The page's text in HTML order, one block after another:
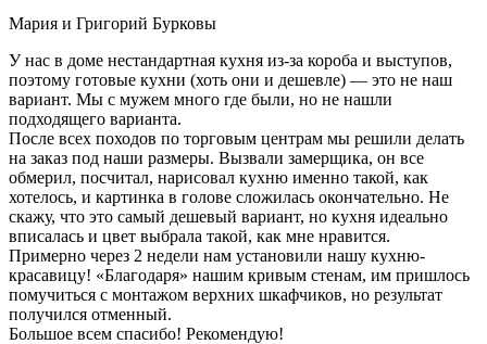
Мария и Григорий Бурковы
У нас в доме нестандартная кухня из-за короба и выступов,
поэтому готовые кухни (хоть они и дешевле) — это не наш
вариант. Мы с мужем много где были, но не нашли
подходящего варианта.
После всех походов по торговым центрам мы решили делать
на заказ под наши размеры. Вызвали замерщика, он все
обмерил, посчитал, нарисовал кухню именно такой, как
хотелось, и картинка в голове сложилась окончательно. Не
скажу, что это самый дешевый вариант, но кухня идеально
вписалась и цвет выбрала такой, как мне нравится.
Примерно через 2 недели нам установили нашу кухню-
красавицу! «Благодаря» нашим кривым стенам, им пришлось
помучиться с монтажом верхних шкафчиков, но результат
получился отменный.
Большое всем спасибо! Рекомендую!